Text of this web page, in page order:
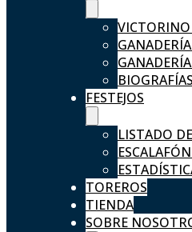
BIOGRAFÍAS
FESTEJOS
LISTADO
TOREROS
TIENDA
SOBRE